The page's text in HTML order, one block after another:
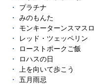
プラチナ
みのもんた
モンキーターンスマスロ
レッド・ツェッペリン
ローストポークご飯
ロハスの日
上を向いて歩こう
五月雨忌